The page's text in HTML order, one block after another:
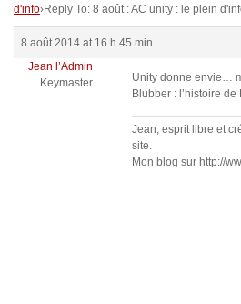
d'info›Reply To: 8 août : AC unity : le plein
8 août 2014 at 16 h 45 min
Jean l’Admin
Keymaster
Unity donne envie…
Blubber : l’histoire
Jean, esprit libre et
site.
Mon blog sur http://